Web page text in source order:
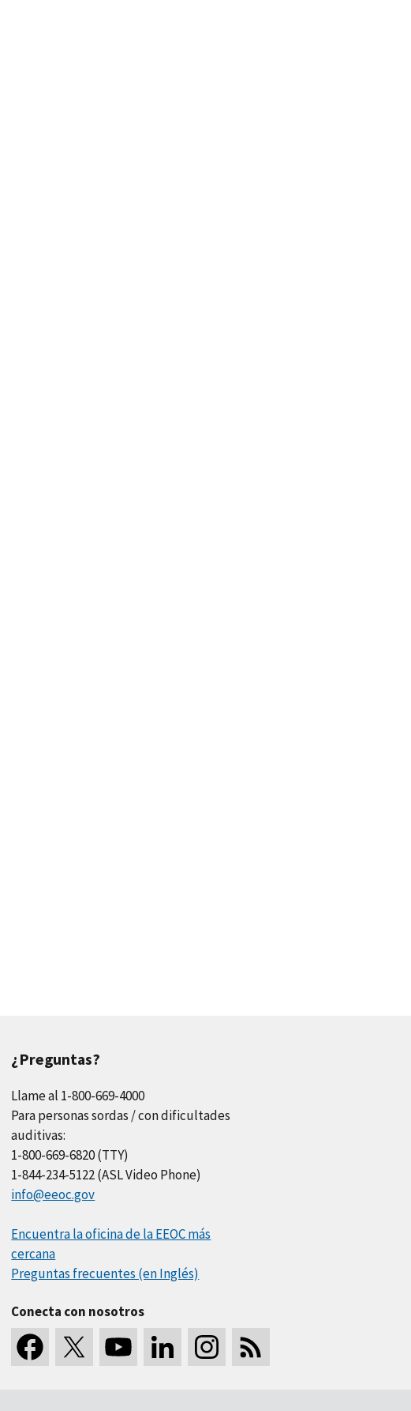
¿Preguntas?
Llame al 1-800-669-4000
Para personas sordas / con dificultades
auditivas:
1-800-669-6820 (TTY)
1-844-234-5122 (ASL Video Phone)
info@eeoc.gov
Encuentra la oficina de la EEOC más
cercana
Preguntas frecuentes (en Inglés)
Conecta con nosotros